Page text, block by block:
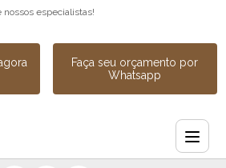
especialistas!
Faça seu orçamento por
Whatsapp